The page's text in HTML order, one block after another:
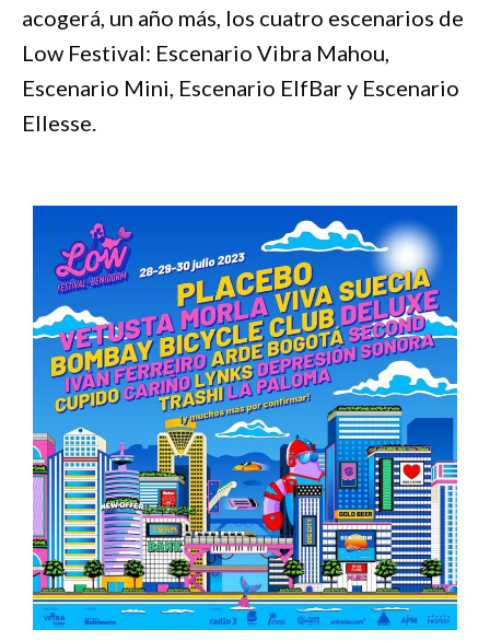
acogerá, un año más, los cuatro escenarios de
Low Festival: Escenario Vibra Mahou,
Escenario Mini, Escenario ElfBar y Escenario
Ellesse.